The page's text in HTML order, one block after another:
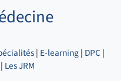
| E-learning| DPC |
| Les JRM